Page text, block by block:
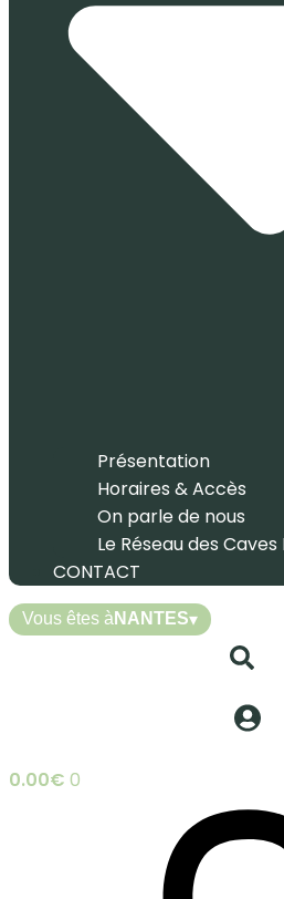
Présentation
Horaires & Accès
On parle de nous
Le Réseau des
CONTACT
Vous êtes à NANTES▾
0.00€ 0